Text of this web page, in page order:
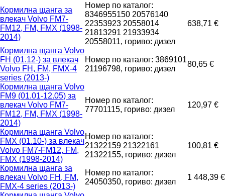
Кормилна щанга за
влекач Volvo FM7-
FM12, FM, FMX (1998-
2014)
Номер по каталог:
8346955150 20576140
22353923 20558014
21813291 21933934
20558011, гориво: дизел
638,71 €
Кормилна щанга Volvo
FH (01.12-) за влекач
Volvo FH, FM, FMX-4
series (2013-)
Номер по каталог: 3869101
21196798, гориво: дизел
80,65 €
Кормилна щанга Volvo
FM9 (01.01-12.05) за
влекач Volvo FM7-
FM12, FM, FMX (1998-
2014)
Номер по каталог:
77701115, гориво: дизел
120,97 €
Кормилна щанга Volvo
FMX (01.10-) за влекач
Volvo FM7-FM12, FM,
FMX (1998-2014)
Номер по каталог:
21322159 21322161
21322155, гориво: дизел
100,81 €
Кормилна щанга за
влекач Volvo FH, FM,
FMX-4 series (2013-)
Номер по каталог:
24050350, гориво: дизел
1 448,39 €